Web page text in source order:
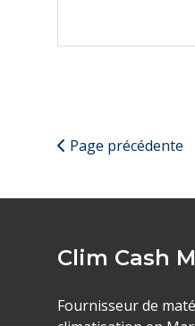
Page précédente
Clim Cash
Fournisseur de